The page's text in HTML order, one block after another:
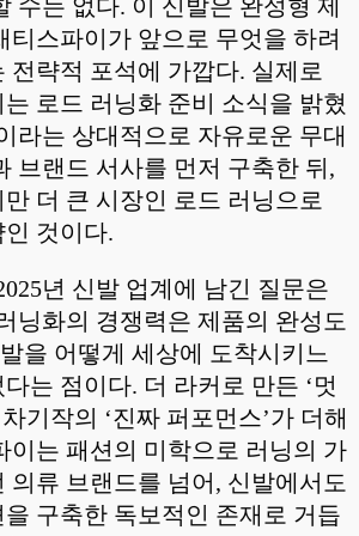
수는 없다. 이 신발은 완성형 제
티스파이가 앞으로 무엇을 하려
전략적 포석에 가깝다. 실제로
로드 러닝화 준비 소식을 밝혔
라는 상대적으로 자유로운 무대
브랜드 서사를 먼저 구축한 뒤,
더 큰 시장인 로드 러닝으로
것이다.
년 신발 업계에 남긴 질문은
닝화의 경쟁력은 제품의 완성도
을 어떻게 세상에 도착시키느
는 점이다. 더 라커로 만든 ‘멋
기작의 ‘진짜 퍼포먼스’가 더해
이는 패션의 미학으로 러닝의 가
의류 브랜드를 넘어, 신발에서도
구축한 독보적인 존재로 거듭